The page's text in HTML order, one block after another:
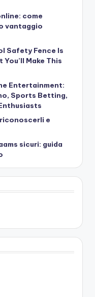
come
vantaggio
Safety Fence Is
Make This
Entertainment:
Sports Betting,
e
sicuri: guida